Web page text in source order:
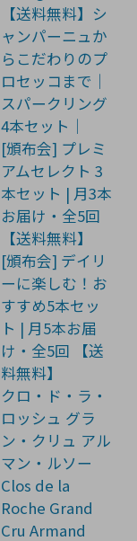
【送料無料】シ
ャンパーニュか
らこだわりのプ
ロセッコまで｜
スパークリング
4本セット｜
[頒布会] プレミ
アムセレクト 3
本セット | 月3本
お届け・全5回
【送料無料】
[頒布会] デイリ
ーに楽しむ！お
すすめ5本セッ
ト | 月5本お届
け・全5回 【送
料無料】
クロ・ド・ラ・
ロッシュ グラ
ン・クリュ アル
マン・ルソー
Clos de la
Roche Grand
Cru Armand